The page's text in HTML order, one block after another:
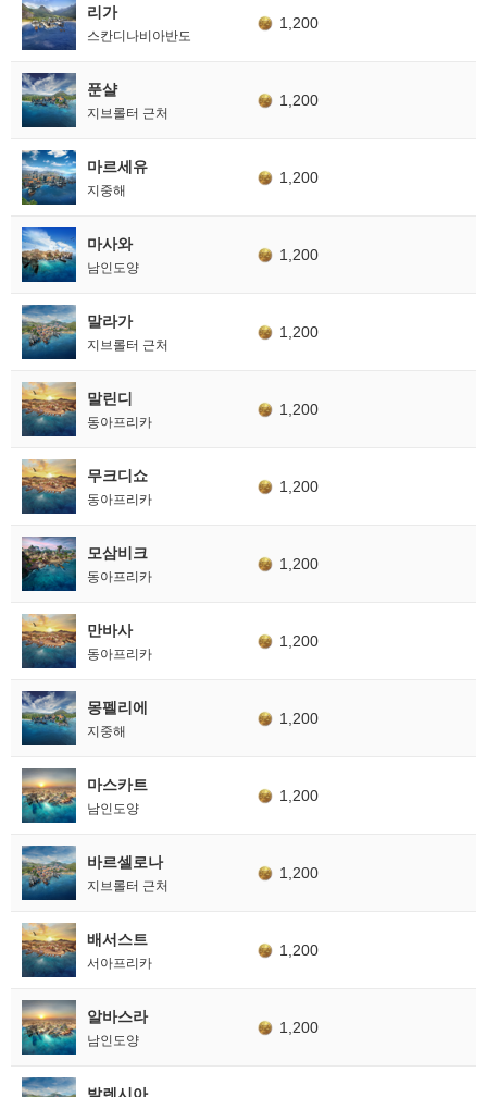
리가
스칸디나비아반도
1,200
푼샬
지브롤터 근처
1,200
마르세유
지중해
1,200
마사와
남인도양
1,200
말라가
지브롤터 근처
1,200
말린디
동아프리카
1,200
무크디쇼
동아프리카
1,200
모삼비크
동아프리카
1,200
만바사
동아프리카
1,200
몽펠리에
지중해
1,200
마스카트
남인도양
1,200
바르셀로나
지브롤터 근처
1,200
배서스트
서아프리카
1,200
알바스라
남인도양
1,200
발렌시아